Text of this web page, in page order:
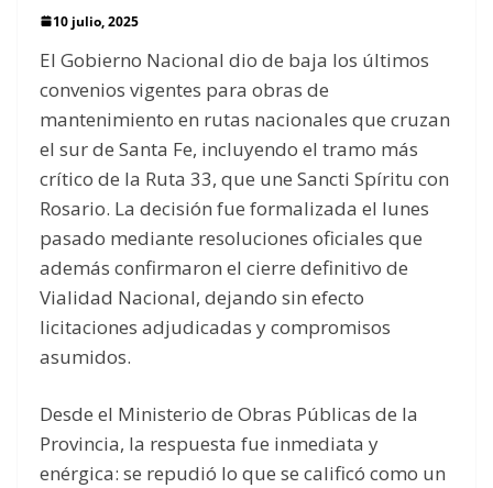
10 julio, 2025
El Gobierno Nacional dio de baja los últimos
convenios vigentes para obras de
mantenimiento en rutas nacionales que cruzan
el sur de Santa Fe, incluyendo el tramo más
crítico de la Ruta 33, que une Sancti Spíritu con
Rosario. La decisión fue formalizada el lunes
pasado mediante resoluciones oficiales que
además confirmaron el cierre definitivo de
Vialidad Nacional, dejando sin efecto
licitaciones adjudicadas y compromisos
asumidos.
Desde el Ministerio de Obras Públicas de la
Provincia, la respuesta fue inmediata y
enérgica: se repudió lo que se calificó como un